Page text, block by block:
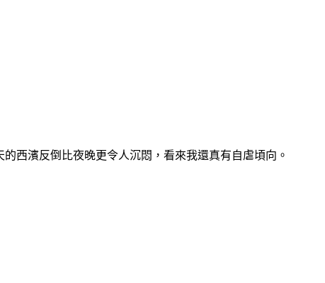
西濱反倒比夜晚更令人沉悶，看來我還真有自虐頃向。